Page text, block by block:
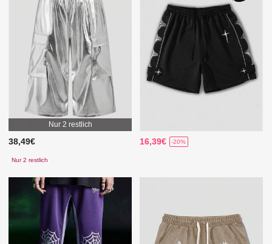
Nur 2 restlich
38,49€
Nur 2 restlich
16,39€ -20%